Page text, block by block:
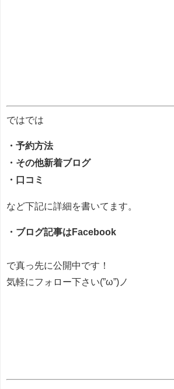
ではでは
・予約方法
・その他新着ブログ
・口コミ
など下記に詳細を書いてます。
・ブログ記事はFacebook
で真っ先に公開中です！
気軽にフォロー下さい(”ω”)ノ